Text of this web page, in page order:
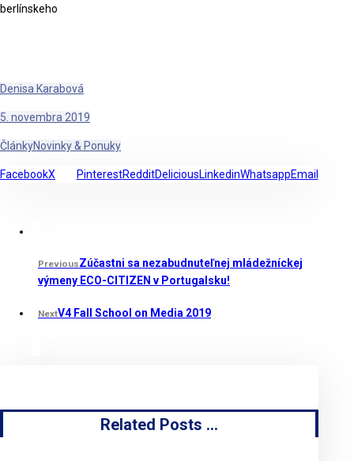
berlínskeho
Denisa Karabová
5. novembra 2019
ČlánkyNovinky & Ponuky
FacebookX PinterestRedditDeliciousLinkedinWhatsappEmail
PreviousZúčastni sa nezabudnuteľnej mládežníckej
výmeny ECO-CITIZEN v Portugalsku!
NextV4 Fall School on Media 2019
Related Posts ...